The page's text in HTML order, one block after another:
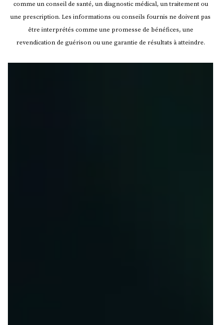
comme un conseil de santé, un diagnostic médical, un traitement ou
une prescription. Les informations ou conseils fournis ne doivent pas
être interprétés comme une promesse de bénéfices, une
revendication de guérison ou une garantie de résultats à atteindre.